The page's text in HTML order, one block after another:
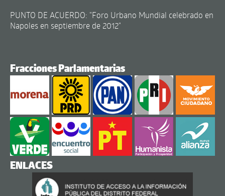
PUNTO DE ACUERDO: "Foro Urbano Mundial celebrado en
Napoles en septiembre de 2012"
Fracciones Parlamentarias
ENLACES